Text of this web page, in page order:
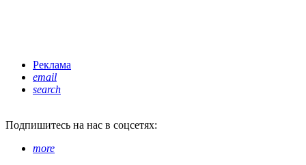
Реклама
email
search
Подпишитесь на нас в соцсетях:
more